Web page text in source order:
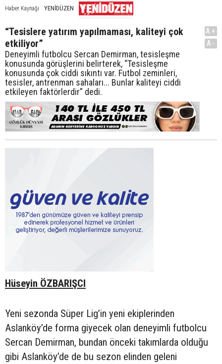
Haber Kaynağı YENİDÜZEN
“Tesislere yatırım yapılmaması, kaliteyi çok
etkiliyor”
Deneyimli futbolcu Sercan Demirman, tesisleşme
konusunda görüşlerini belirterek, “Tesisleşme
konusunda çok ciddi sıkıntı var. Futbol zeminleri,
tesisler, antrenman sahaları... Bunlar kaliteyi ciddi
etkileyen faktörlerdir” dedi.
A+
A-
Hüseyin ÖZBARIŞCI
Yeni sezonda Süper Lig’in yeni ekiplerinden
Aslanköy’de forma giyecek olan deneyimli futbolcu
Sercan Demirman, bundan önceki takımlarda olduğu
gibi Aslanköy’de de bu sezon elinden geleni